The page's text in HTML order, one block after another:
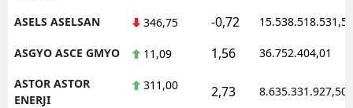
ASELS ASELSAN 346,75 -0,72 15.538.518.531,50
ASGYO ASCE GMYO 11,09 1,56 36.752.404,01
ASTOR ASTOR
ENERJI
311,00 2,73 8.635.331.927,50